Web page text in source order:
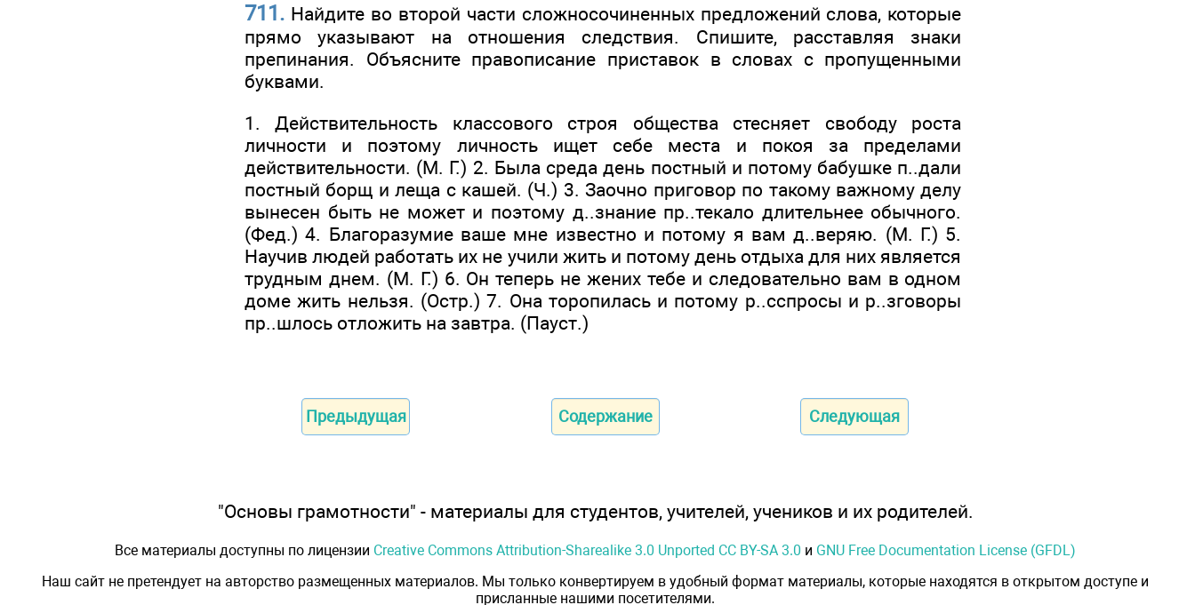
711. Найдите во второй части сложносочиненных предложений слова, которые
прямо указывают на отношения следствия. Спишите, расставляя знаки
препинания. Объясните правописание приставок в словах с пропущенными
буквами.
1. Действительность классового строя общества стесняет свободу роста
личности и поэтому личность ищет себе места и покоя за пределами
действительности. (М. Г.) 2. Была среда день постный и потому бабушке п..дали
постный борщ и леща с кашей. (Ч.) 3. Заочно приговор по такому важному делу
вынесен быть не может и поэтому д..знание пр..текало длительнее обычного.
(Фед.) 4. Благоразумие ваше мне известно и потому я вам д..веряю. (М. Г.) 5.
Научив людей работать их не учили жить и потому день отдыха для них является
трудным днем. (М. Г.) 6. Он теперь не жених тебе и следовательно вам в одном
доме жить нельзя. (Остр.) 7. Она торопилась и потому р..сспросы и р..зговоры
пр..шлось отложить на завтра. (Пауст.)
Предыдущая Содержание Следующая
"Основы грамотности" - материалы для студентов, учителей, учеников и их родителей.
Все материалы доступны по лицензии Creative Commons Attribution-Sharealike 3.0 Unported CC BY-SA 3.0 и GNU Free Documentation License (GFDL)
Наш сайт не претендует на авторство размещенных материалов. Мы только конвертируем в удобный формат материалы, которые находятся в открытом доступе и
присланные нашими посетителями.